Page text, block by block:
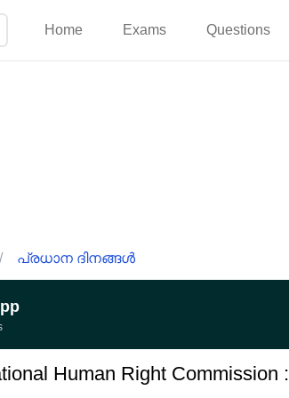
Home Exams Questions
/ പ്രധാന ദിനങ്ങൾ
Human Right Commission :